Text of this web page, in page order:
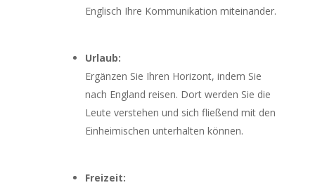
Englisch Ihre Kommunikation miteinander.
Urlaub:
Ergänzen Sie Ihren Horizont, indem Sie
nach England reisen. Dort werden Sie die
Leute verstehen und sich fließend mit den
Einheimischen unterhalten können.
Freizeit: